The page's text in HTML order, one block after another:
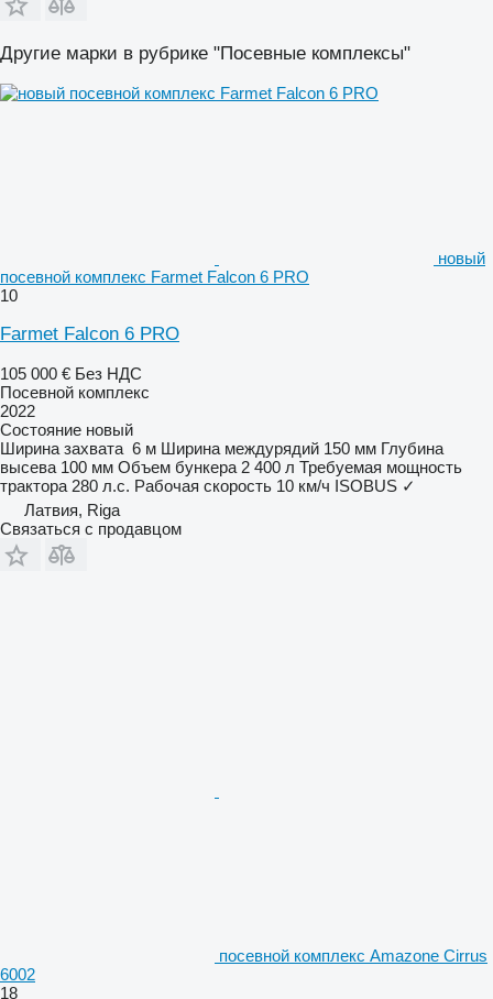
Другие марки в рубрике "Посевные комплексы"
новый
посевной комплекс Farmet Falcon 6 PRO
10
Farmet Falcon 6 PRO
105 000 € Без НДС
Посевной комплекс
2022
Состояние новый
Ширина захвата 6 м Ширина междурядий 150 мм Глубина
высева 100 мм Объем бункера 2 400 л Требуемая мощность
трактора 280 л.с. Рабочая скорость 10 км/ч ISOBUS ✓
Латвия, Riga
Связаться с продавцом
посевной комплекс Amazone Cirrus
6002
18